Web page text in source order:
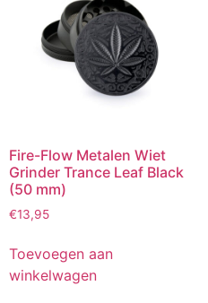
Fire-Flow Metalen Wiet
Grinder Trance Leaf Black
(50 mm)
€13,95
Toevoegen aan
winkelwagen